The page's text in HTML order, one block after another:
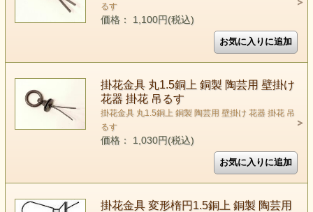
るす
価格： 1,100円(税込)
掛花金具 丸1.5銅上 銅製 陶芸用 壁掛け
花器 掛花 吊るす
掛花金具 丸1.5銅上 銅製 陶芸用 壁掛け 花器 掛花 吊
るす
価格： 1,030円(税込)
掛花金具 変形楕円1.5銅上 銅製 陶芸用